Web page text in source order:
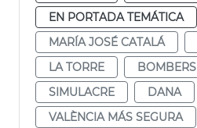
EN PORTADA TEMÁTICA
MARÍA JOSÉ CATALÁ
LA TORRE
BOMBERS
SIMULACRE
DANA
VALÈNCIA MÁS SEGURA